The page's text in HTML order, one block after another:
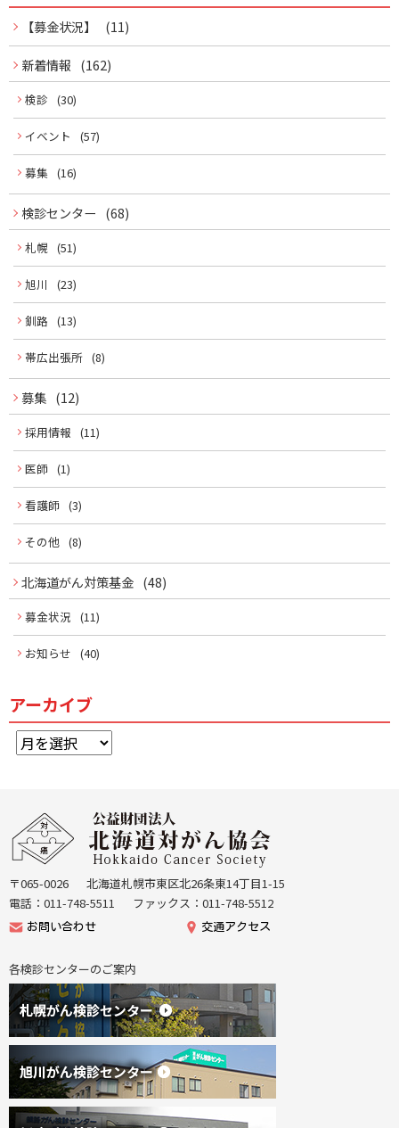
ー
シ
ョ
ン
イ
ド
メ
ニ
ュ
ー
【募金状況】 (11)
新着情報 (162)
検診 (30)
イベント (57)
募集 (16)
検診センター (68)
札幌 (51)
旭川 (23)
釧路 (13)
帯広出張所 (8)
募集 (12)
採用情報 (11)
医師 (1)
看護師 (3)
その他 (8)
北海道がん対策基金 (48)
募金状況 (11)
お知らせ (40)
アーカイブ
ア
ー
機
メ
ュ
ー
へ
戻
団
〒065-0026
北海道札幌市東区北26条東14丁目1-15
電話：011-748-5511
ファックス：011-748-5512
お問い合わせ 交通アクセス
各検診センターのご案内